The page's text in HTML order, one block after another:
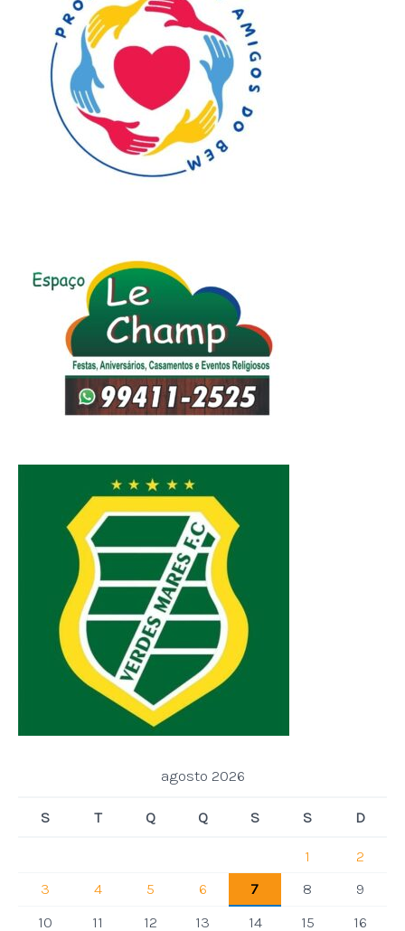
agosto 2026
S T Q Q S S D
1
2
3
4 5 6 7 8
9
10
11 12 13 14 15 16